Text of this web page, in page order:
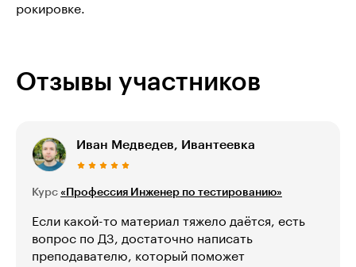
рокировке.
Отзывы участников
Иван Медведев, Ивантеевка
Курс «Профессия Инженер по тестированию»
Если какой-то материал тяжело даётся, есть
вопрос по ДЗ, достаточно написать
преподавателю, который поможет